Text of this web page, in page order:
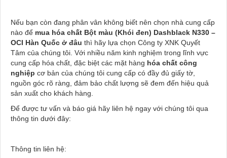
Nếu bạn còn đang phân vân không biết nên chọn nhà cung cấp
nào để mua hóa chất Bột màu (Khói đen) Dashblack N330 –
OCI Hàn Quốc ở đâu thì hãy lựa chọn Công ty XNK Quyết
Tâm của chúng tôi. Với nhiều năm kinh nghiệm trong lĩnh vực
cung cấp hóa chất, đặc biệt các mặt hàng hóa chất công
nghiệp cơ bản của chúng tôi cung cấp có đầy đủ giấy tờ,
nguồn góc rõ ràng, đảm bảo chất lượng sẽ đem đến hiệu quả
sản xuất cho khách hàng.
Để được tư vấn và báo giá hãy liên hệ ngay với chúng tôi qua
thông tin dưới đây:
Thông tin liên hệ: